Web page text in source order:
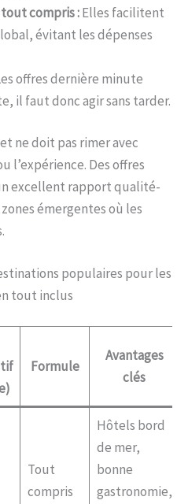
compris :Elles facilitent
évitant les dépenses
offres dernière minute
il faut donc agir sans tarder.
ne doit pas rimer avec
l’expérience. Des offres
excellent rapport qualité-
émergentes où les
populaires pour les
tout inclus
Formule
Avantages
clés
Tout
compris
Hôtels bord
de mer,
bonne
gastronomie,